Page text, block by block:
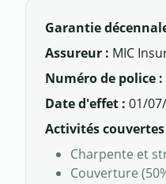
Garantie
Assureur : MIC
Numéro de police :
Date d'effet : 01/
Activités couvertes
Charpente et
Couverture